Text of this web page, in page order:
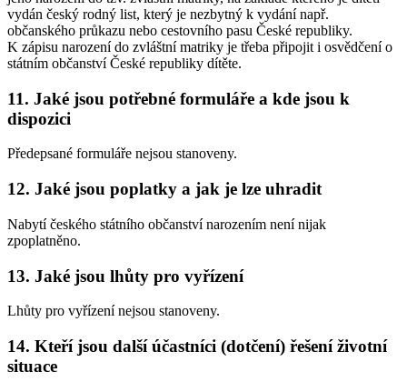
vydán český rodný list, který je nezbytný k vydání např.
občanského průkazu nebo cestovního pasu České republiky.
K zápisu narození do zvláštní matriky je třeba připojit i osvědčení o
státním občanství České republiky dítěte.
11. Jaké jsou potřebné formuláře a kde jsou k
dispozici
Předepsané formuláře nejsou stanoveny.
12. Jaké jsou poplatky a jak je lze uhradit
Nabytí českého státního občanství narozením není nijak
zpoplatněno.
13. Jaké jsou lhůty pro vyřízení
Lhůty pro vyřízení nejsou stanoveny.
14. Kteří jsou další účastníci (dotčení) řešení životní
situace